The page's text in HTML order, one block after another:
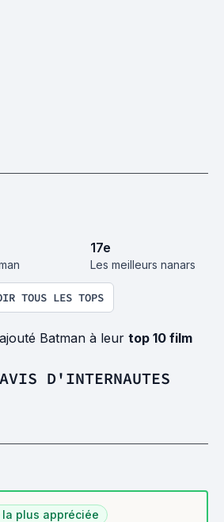
17e
Les meilleurs nanars
TOUS LES TOPS
Batman à leur top 10 film
D'INTERNAUTES
plus appréciée